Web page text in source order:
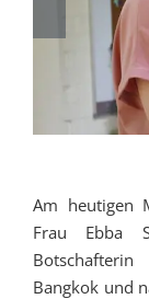
Am heutigen
Frau Ebba
Bangkok und